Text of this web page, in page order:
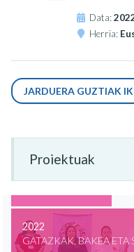
Data:
Herria:
JARDUERA GUZTIAK
Proiektuak
2022
GATAZKAK, BAKEA ETA